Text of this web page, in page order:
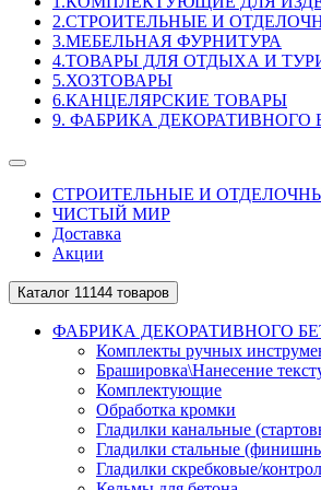
2.СТРОИТЕЛЬНЫЕ И
3.МЕБЕЛЬНАЯ ФУРНИТУРА
4.ТОВАРЫ ДЛЯ ОТДЫХА И
5.ХОЗТОВАРЫ
6.КАНЦЕЛЯРСКИЕ ТОВАРЫ
9. ФАБРИКА ДЕКОРАТИВНОГО
СТРОИТЕЛЬНЫЕ И
ЧИСТЫЙ МИР
Доставка
Акции
Каталог 11144 товаров
ФАБРИКА ДЕКОРАТИВНОГО
Комплекты ручных
Брашировка\Нанесение
Комплектующие
Обработка кромки
Гладилки канальные
Гладилки стальные
Гладилки скребковые/